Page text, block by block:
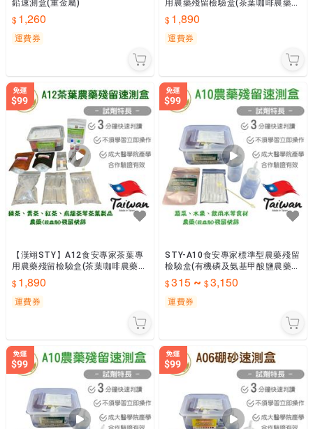
鉛速測盒(重金屬)
1,260
運費券
用農藥殘留檢驗盒(茶葉咖啡農藥檢
驗)1,890
運費券
【漢翊STY】A12食安專家茶葉專
用農藥殘留檢驗盒(茶葉咖啡農藥檢
驗)1,890
運費券
STY-A10食安專家標準型農藥殘留
檢驗盒(有機磷及氨基甲酸鹽農藥檢
驗)
315~ 3,150
運費券